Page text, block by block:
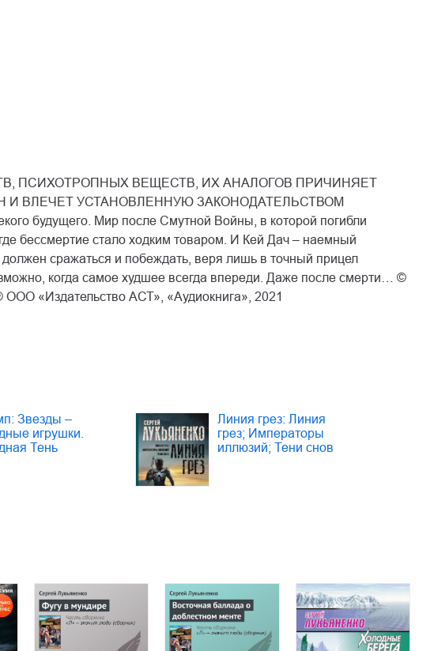
ПСИХОТРОПНЫХ ВЕЩЕСТВ, ИХ АНАЛОГОВ ПРИЧИНЯЕТ
ВЛЕЧЕТ УСТАНОВЛЕННУЮ ЗАКОНОДАТЕЛЬСТВОМ
будущего. Мир после Смутной Войны, в которой погибли
бессмертие стало ходким товаром. И Кей Дач – наемный
сражаться и побеждать, веря лишь в точный прицел
когда самое худшее всегда впереди. Даже после смерти… ©
«Издательство АСТ», «Аудиокнига», 2021
Звезды –
игрушки.
Тень
Линия грез: Линия
грез; Императоры
иллюзий; Тени снов